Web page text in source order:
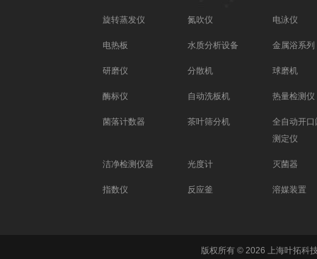
旋转蒸发仪 氮吹仪 电泳仪
电热板 水质分析设备 金属浴系列
研磨仪 分散机 球磨机
酶标仪 自动洗板机 热量检测仪
菌落计数器 茶叶筛分机
全自动开口
测定仪
洁净检测仪器 光度计 灭菌器
指数仪 反应釜 溶媒装置
版权所有 © 2026 上海叶拓科